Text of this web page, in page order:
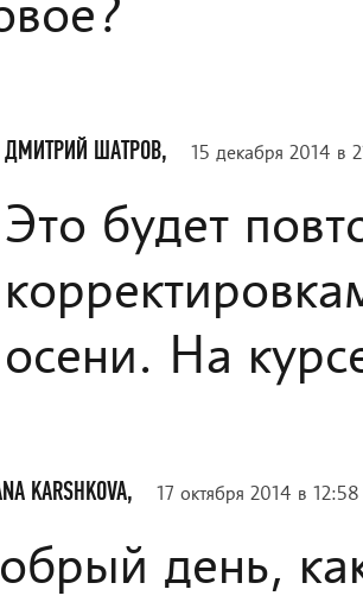
ДМИТРИЙ ШАТРОВ, 15 декабря 2014 в
Это будет
осени. На
KARSHKOVA, 17 октября 2014 в 12:58
день,